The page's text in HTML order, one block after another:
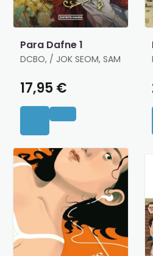
Para Dafne 1
DCBO, / JOK SEOM, SAM
17,95 €